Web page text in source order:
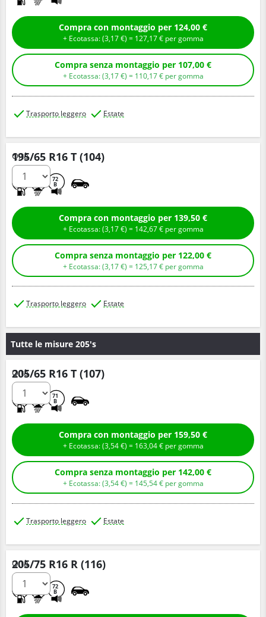
Compra con montaggio per 124,00 €
+ Ecotassa: (3,17€ ) = 127,17€ per gomma
Compra senza montaggio per 107,00 €
+ Ecotassa: (3,17€ ) = 110,17€ per gomma
Trasporto leggero Estate
195/65 R16 T (104)
72
B
Q.tà
Compra con montaggio per 139,50 €
+ Ecotassa: (3,17€ ) = 142,67€ per gomma
Compra senza montaggio per 122,00 €
+ Ecotassa: (3,17€ ) = 125,17€ per gomma
Trasporto leggero Estate
Tutte le misure 205's
205/65 R16 T (107)
71
B
Q.tà
Compra con montaggio per 159,50 €
+ Ecotassa: (3,54€ ) = 163,04€ per gomma
Compra senza montaggio per 142,00 €
+ Ecotassa: (3,54€ ) = 145,54€ per gomma
Trasporto leggero Estate
205/75 R16 R (116)
72
B
Q.tà